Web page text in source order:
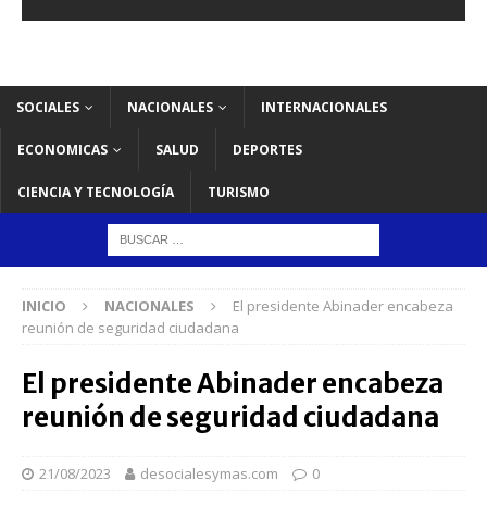
SOCIALES NACIONALES INTERNACIONALES
ECONOMICAS SALUD DEPORTES
CIENCIA Y TECNOLOGÍA TURISMO
INICIO NACIONALES
El presidente Abinader encabeza
reunión de seguridad ciudadana
El presidente Abinader encabeza
reunión de seguridad ciudadana
21/08/2023 desocialesymas.com 0